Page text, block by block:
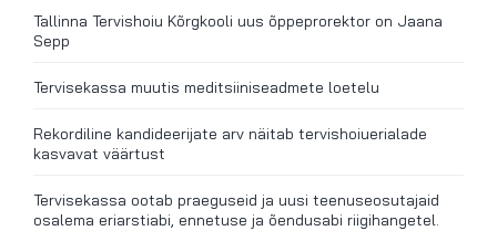
Tallinna Tervishoiu Kõrgkooli uus õppeprorektor on Jaana
Sepp
Tervisekassa muutis meditsiiniseadmete loetelu
Rekordiline kandideerijate arv näitab tervishoiuerialade
kasvavat väärtust
Tervisekassa ootab praeguseid ja uusi teenuseosutajaid
osalema eriarstiabi, ennetuse ja õendusabi riigihangetel.